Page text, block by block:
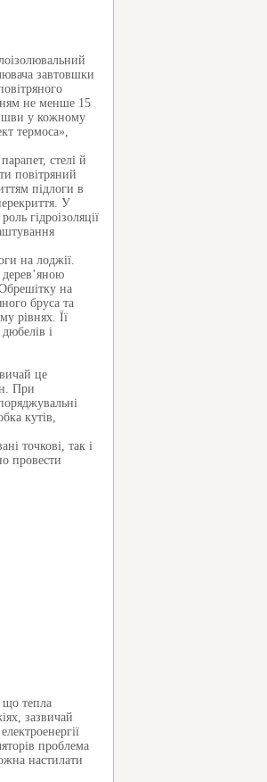
завтовшки
не менше 15
шви у кожному
термоса»,
стелі й
повітряний
підлоги в
У
гідроізоляції
на лоджії.
на
бруса та
рівнях. Її
і
це
При
кутів,
точкові, так і
провести
що тепла
зазвичай
проблема
настилати